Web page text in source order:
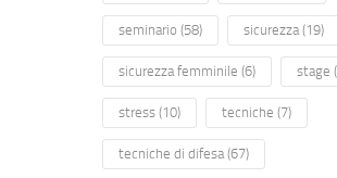
seminario (58) sicurezza(19)
sicurezza femminile (6) stage
stress(10) tecniche (7)
tecniche di difesa(67)